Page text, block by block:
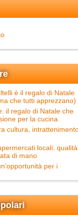
è il regalo di Natale
che tutti apprezzano)
il regalo di Natale che
per la cucina
cultura,
locali:
di mano
per i